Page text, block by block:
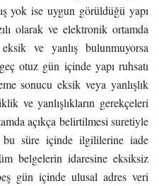
yok ise uygun görüldüğü yapı
olarak ve elektronik ortamda
ve yanlış bulunmuyorsa
otuz gün içinde yapı ruhsatı
sonucu eksik veya yanlışlık
ve yanlışlıkların gerekçeleri
açıkça belirtilmesi suretiyle
bu süre içinde ilgililerine iade
belgelerin idaresine eksiksiz
gün içinde ulusal adres veri